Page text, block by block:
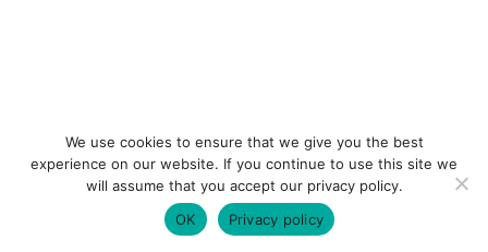
We use cookies to ensure that we give you the best
experience on our website. If you continue to use this site we
will assume that you accept our privacy policy.
OK
Privacy policy